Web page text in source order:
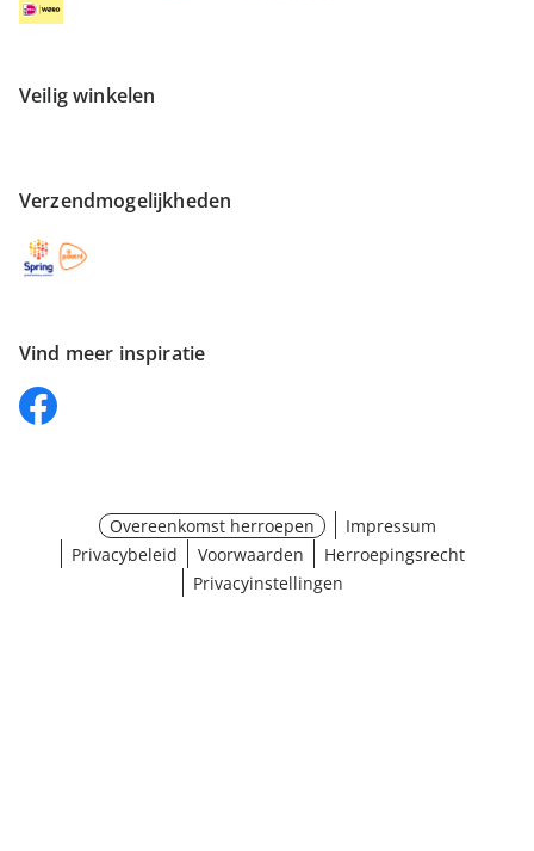
Veilig winkelen
Verzendmogelijkheden
Vind meer inspiratie
Overeenkomst herroepen
Impressum
Privacybeleid
Voorwaarden
Herroepingsrecht
Privacyinstellingen